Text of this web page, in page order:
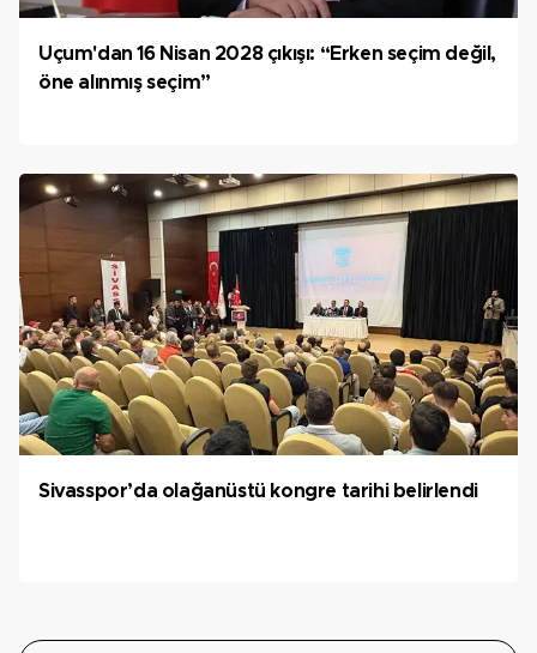
Uçum'dan 16 Nisan 2028 çıkışı: “Erken seçim değil,
öne alınmış seçim”
Sivasspor’da olağanüstü kongre tarihi belirlendi